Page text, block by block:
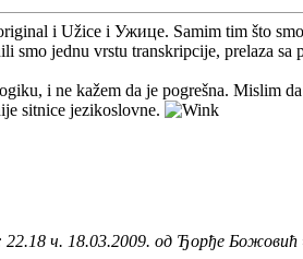
i Užice i Ужице. Samim tim što
smo jednu vrstu transkripcije, prelaza sa
i ne kažem da je pogrešna. Mislim
sitnice jezikoslovne.
ч. 18.03.2009. од Ђорђе Божовић